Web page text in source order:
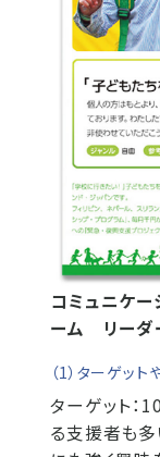
コミュニケ
ーム リー
（1）ターゲッ
ターゲット：
る支援者も